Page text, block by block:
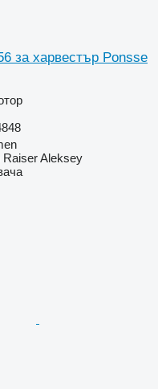
за харвестър Ponsse
Aleksey